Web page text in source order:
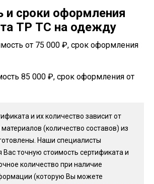
и сроки оформления
ТР ТС на одежду
от 75 000 ₽, срок оформления
85 000 ₽, срок оформления от
и их количество зависит от
(количество составов) из
Наши специалисты
Вас точную стоимость сертификата и
количество при наличие
(которую Вы можете